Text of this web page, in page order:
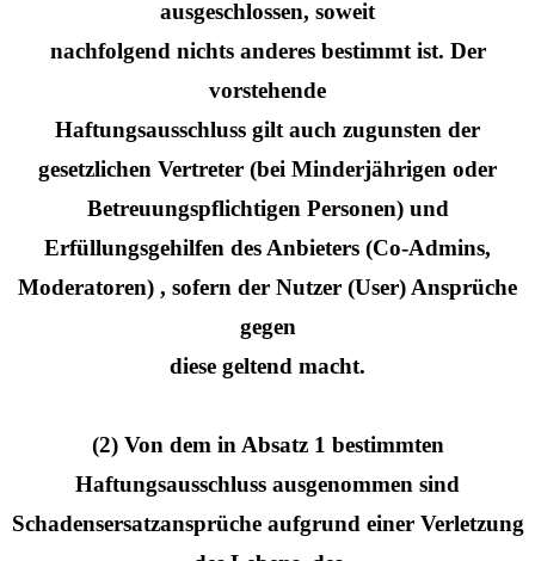
ausgeschlossen, soweit
nachfolgend nichts anderes bestimmt ist. Der
vorstehende
Haftungsausschluss gilt auch zugunsten der
gesetzlichen Vertreter (bei Minderjährigen oder
Betreuungspflichtigen Personen) und
Erfüllungsgehilfen des Anbieters (Co-Admins,
Moderatoren) , sofern der Nutzer (User) Ansprüche
gegen
diese geltend macht.
(2) Von dem in Absatz 1 bestimmten
Haftungsausschluss ausgenommen sind
Schadensersatzansprüche aufgrund einer Verletzung